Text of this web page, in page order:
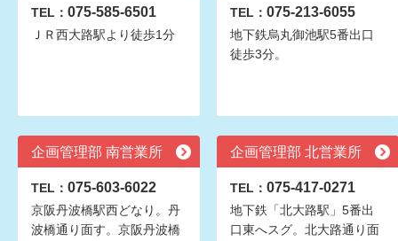
TEL： 075-585-6501
ＪＲ西大路駅より徒歩1分
TEL： 075-213-6055
地下鉄烏丸御池駅5番出口
徒歩3分。
企画管理部 南営業所
TEL： 075-603-6022
京阪丹波橋駅西どなり。丹
波橋通り面す。京阪丹波橋
企画管理部 北営業所
TEL： 075-417-0271
地下鉄「北大路駅」5番出
口東へスグ。北大路通り面